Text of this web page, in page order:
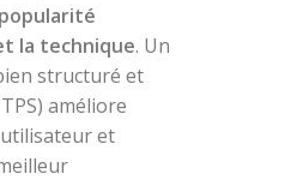
la technique. Un
structuré et
améliore
utilisateur et